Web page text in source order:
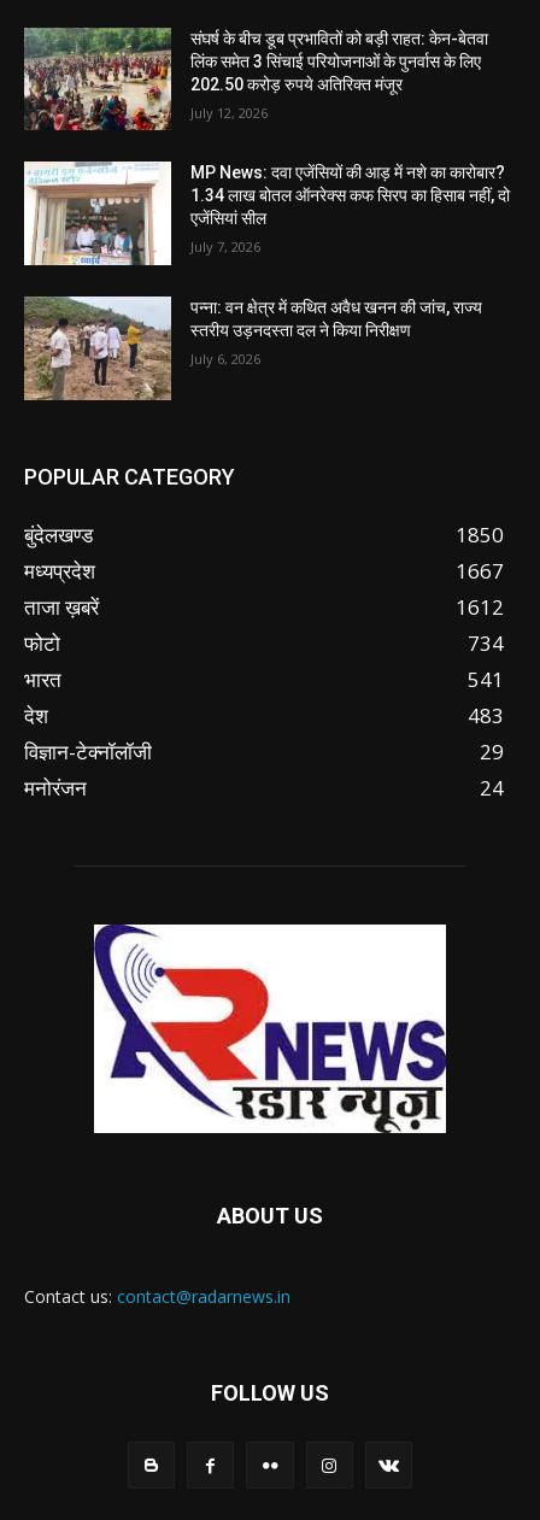
संघर्ष के बीच डूब प्रभावितों को बड़ी राहत: केन-बेतवा
लिंक समेत 3 सिंचाई परियोजनाओं के पुनर्वास के लिए
202.50 करोड़ रुपये अतिरिक्त मंजूर
July 12, 2026
MP News: दवा एजेंसियों की आड़ में नशे का कारोबार?
1.34 लाख बोतल ऑनरेक्स कफ सिरप का हिसाब नहीं, दो
एजेंसियां सील
July 7, 2026
पन्ना: वन क्षेत्र में कथित अवैध खनन की जांच, राज्य
स्तरीय उड़नदस्ता दल ने किया निरीक्षण
July 6, 2026
POPULAR CATEGORY
बुंदेलखण्ड
1850
मध्यप्रदेश
1667
ताजा ख़बरें
1612
फोटो
734
भारत
541
देश
483
विज्ञान-टेक्नॉलॉजी
29
मनोरंजन
24
ABOUT US
Contact us: contact@radarnews.in
FOLLOW US